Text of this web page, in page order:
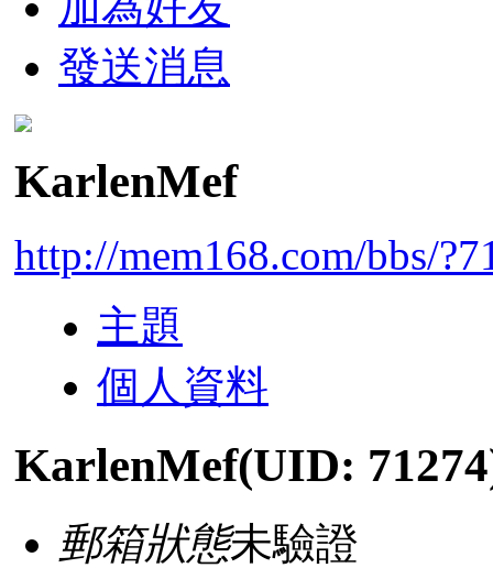
發送消息
KarlenMef
http://mem168.com/bbs/
主題
個人資料
KarlenMef(UID:
郵箱狀態未驗證